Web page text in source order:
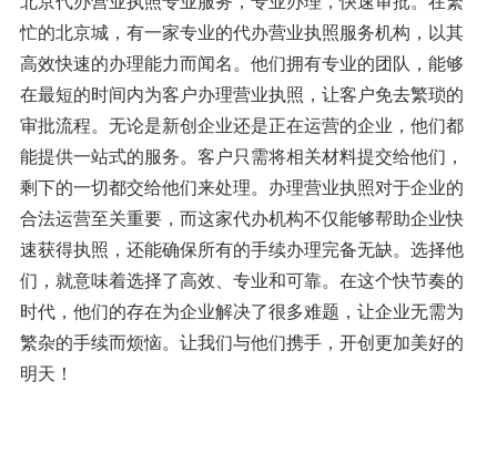
忙的北京城，有一家专业的代办营业执照服务机构，以其
高效快速的办理能力而闻名。他们拥有专业的团队，能够
在最短的时间内为客户办理营业执照，让客户免去繁琐的
审批流程。无论是新创企业还是正在运营的企业，他们都
能提供一站式的服务。客户只需将相关材料提交给他们，
剩下的一切都交给他们来处理。办理营业执照对于企业的
合法运营至关重要，而这家代办机构不仅能够帮助企业快
速获得执照，还能确保所有的手续办理完备无缺。选择他
们，就意味着选择了高效、专业和可靠。在这个快节奏的
时代，他们的存在为企业解决了很多难题，让企业无需为
繁杂的手续而烦恼。让我们与他们携手，开创更加美好的
明天！